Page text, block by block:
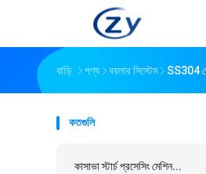
বাড়ি পণ্য বয়লার সিস্টেম SS304
কতগুলি
কাসাভা স্টার্চ প্রসেসিং মেশিন...